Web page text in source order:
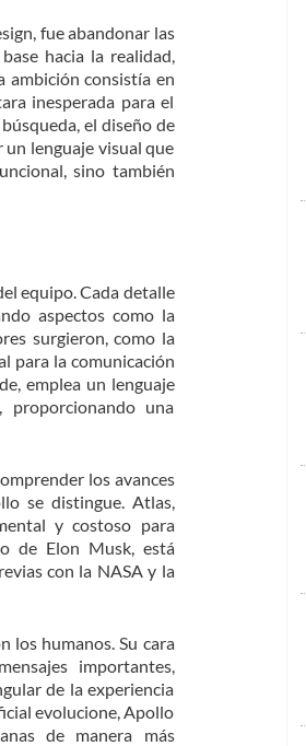
fue abandonar las
hacia la realidad,
ambición consistía en
inesperada para el
el diseño de
lenguaje visual que
sino también
equipo. Cada detalle
aspectos como la
surgieron, como la
para la comunicación
emplea un lenguaje
proporcionando una
los avances
se distingue. Atlas,
y costoso para
de Elon Musk, está
con la NASA y la
los humanos. Su cara
importantes,
de la experiencia
evolucione, Apollo
de manera más